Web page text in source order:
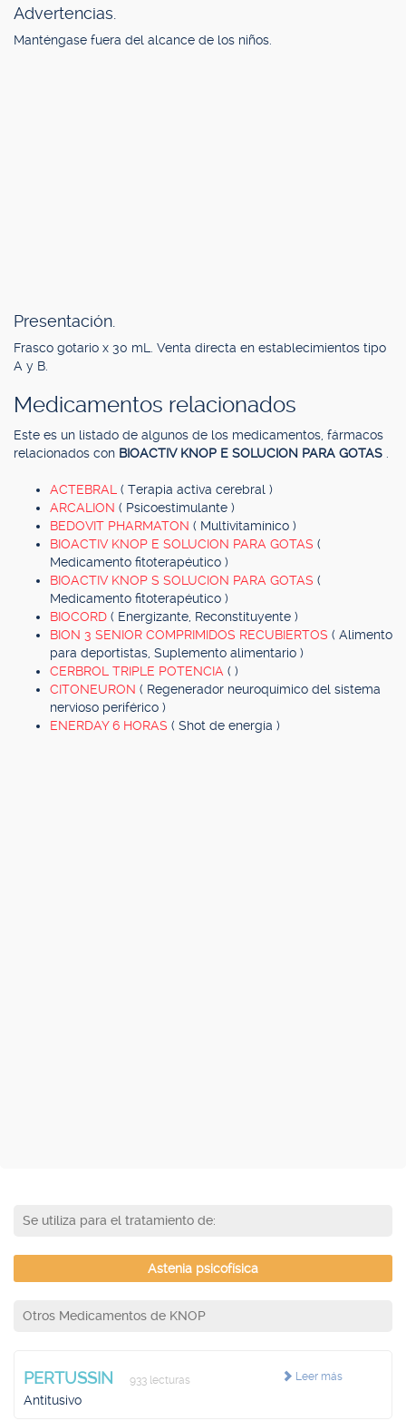
Advertencias.
Manténgase fuera del alcance de los niños.
Presentación.
Frasco gotario x 30 mL. Venta directa en establecimientos tipo
A y B.
Medicamentos relacionados
Este es un listado de algunos de los medicamentos, fármacos
relacionados con BIOACTIV KNOP E SOLUCION PARA GOTAS
ACTEBRAL ( Terapia activa cerebral )
ARCALION ( Psicoestimulante )
BEDOVIT PHARMATON ( Multivitamínico )
BIOACTIV KNOP E SOLUCION PARA GOTAS (
Medicamento fitoterapéutico )
BIOACTIV KNOP S SOLUCION PARA GOTAS (
Medicamento fitoterapéutico )
BIOCORD ( Energizante, Reconstituyente )
BION 3 SENIOR COMPRIMIDOS RECUBIERTOS ( Alimento
para deportistas, Suplemento alimentario )
CERBROL TRIPLE POTENCIA ( )
CITONEURON ( Regenerador neuroquímico del sistema
nervioso periférico )
ENERDAY 6 HORAS ( Shot de energía )
Se utiliza para el tratamiento de:
Astenia psicofísica
Otros Medicamentos de KNOP
Leer más
PERTUSSIN 933 lecturas
Antitusivo